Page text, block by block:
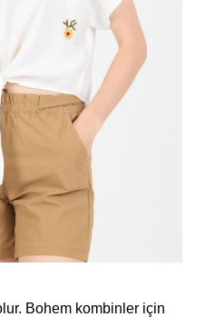
Bohem kombinler için